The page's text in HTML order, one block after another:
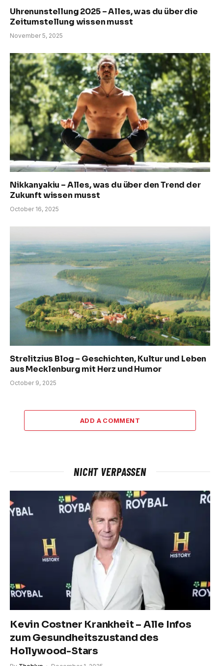
Uhrenunstellung 2025 – Alles, was du über die
Zeitumstellung wissen musst
November 5, 2025
Nikkanyakiu – Alles, was du über den Trend der
Zukunft wissen musst
October 16, 2025
Strelitzius Blog – Geschichten, Kultur und Leben
aus Mecklenburg mit Herz und Humor
October 9, 2025
ADD A COMMENT
NICHT VERPASSEN
Kevin Costner Krankheit – Alle Infos
zum Gesundheitszustand des
Hollywood-Stars